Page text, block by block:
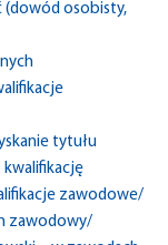
osobisty,
tytułu
zawodowe/
zawodowy/